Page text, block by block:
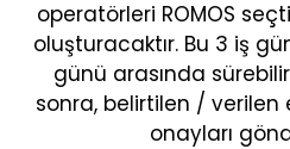
operatörleri ROMOS
oluşturacaktır. Bu 3 iş
günü arasında
sonra, belirtilen /
onayları